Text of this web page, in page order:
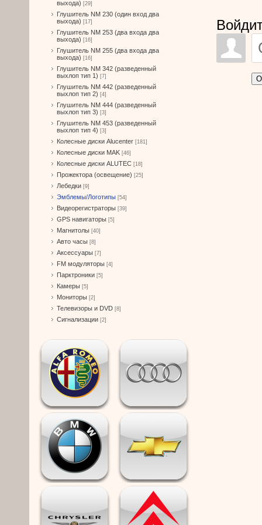
выхода) [29]
Глушитель NM 230 (один вход два
выхода) [17]
Глушитель NM 253 (два входа два
выхода) [16]
Глушитель NM 255 (два входа два
выхода) [16]
Глушитель NM 342 (разведенный
выхлоп тип 1) [7]
Глушитель NM 442 (разведенный
выхлоп тип 2) [4]
Глушитель NM 444 (разведенный
выхлоп тип 3) [3]
Глушитель NM 453 (разведенный
выхлоп тип 4) [3]
Колесные диски Alucenter [181]
Колесные диски MAK [46]
Колесные диски ALUTEC [18]
Прожектора (освещение) [25]
Лебедки [9]
Эмблемы/Логотипы [54]
Видеорегистраторы [39]
GPS навигаторы [5]
Магнитолы [40]
Авто часы [8]
Аксессуары [7]
FM модуляторы [4]
Парктроники [5]
Камеры [5]
Мониторы [2]
Телевизоры и DVD [8]
Сигнализации [2]